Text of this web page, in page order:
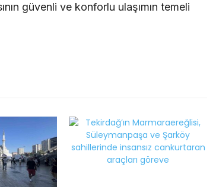
güvenli ve konforlu ulaşımın temeli